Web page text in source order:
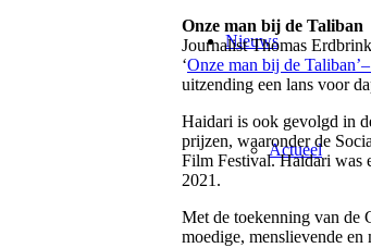
Nieuws
Actueel
Onze man bij de Taliban
Journalist Thomas
‘Onze man bij de Taliban’–
uitzending een lans voor
Haidari is ook gevolgd in
prijzen, waaronder de
Film Festival. Haidari was
2021.
Met de toekenning van de
moedige, menslievende